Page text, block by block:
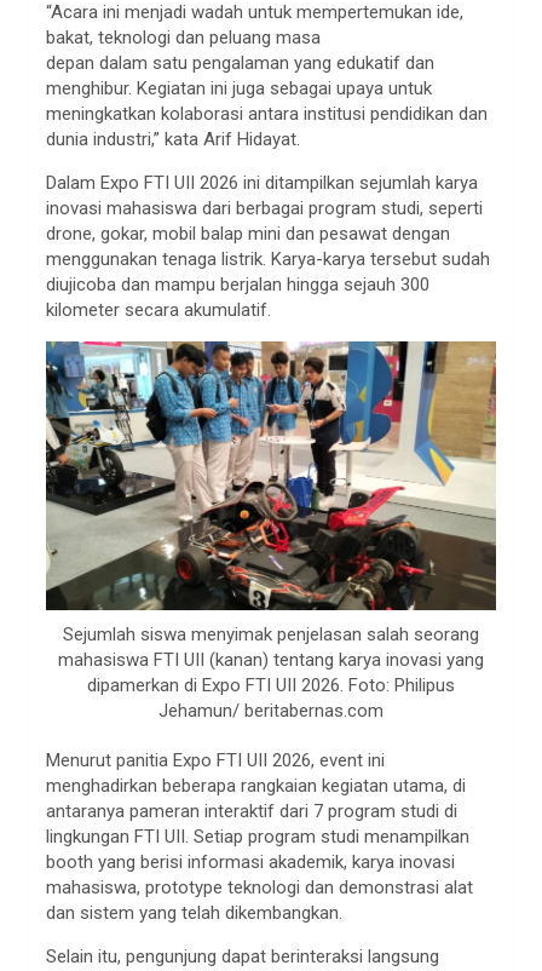
“Acara ini menjadi wadah untuk mempertemukan ide,
bakat, teknologi dan peluang masa
depan dalam satu pengalaman yang edukatif dan
menghibur. Kegiatan ini juga sebagai upaya untuk
meningkatkan kolaborasi antara institusi pendidikan dan
dunia industri,” kata Arif Hidayat.
Dalam Expo FTI UII 2026 ini ditampilkan sejumlah karya
inovasi mahasiswa dari berbagai program studi, seperti
drone, gokar, mobil balap mini dan pesawat dengan
menggunakan tenaga listrik. Karya-karya tersebut sudah
diujicoba dan mampu berjalan hingga sejauh 300
kilometer secara akumulatif.
Sejumlah siswa menyimak penjelasan salah seorang
mahasiswa FTI UII (kanan) tentang karya inovasi yang
dipamerkan di Expo FTI UII 2026. Foto: Philipus
Jehamun/ beritabernas.com
Menurut panitia Expo FTI UII 2026, event ini
menghadirkan beberapa rangkaian kegiatan utama, di
antaranya pameran interaktif dari 7 program studi di
lingkungan FTI UII. Setiap program studi menampilkan
booth yang berisi informasi akademik, karya inovasi
mahasiswa, prototype teknologi dan demonstrasi alat
dan sistem yang telah dikembangkan.
Selain itu, pengunjung dapat berinteraksi langsung